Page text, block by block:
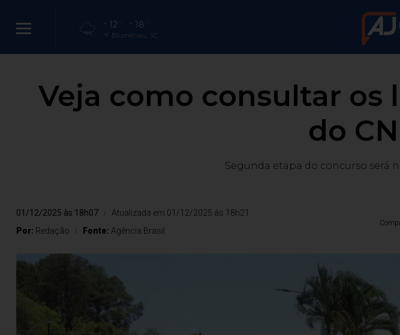
12 18
Blumenau, SC
Veja como consultar os
do
Segunda etapa do concurso será
01/12/2025 às 18h07
Atualizada em 01/12/2025 às 18h21
Por: Redação Fonte: Agência Brasil